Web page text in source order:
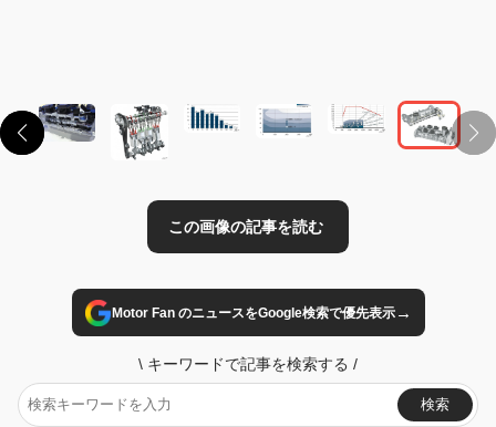
Motor Fan のニュースをGoogle検索で優先表示→
\ キーワードで記事を検索する /
検索